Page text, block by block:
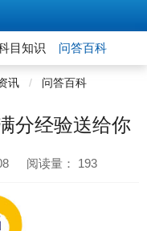
目知识 问答百科
讯 问答百科
分经验送给你
阅读量： 193